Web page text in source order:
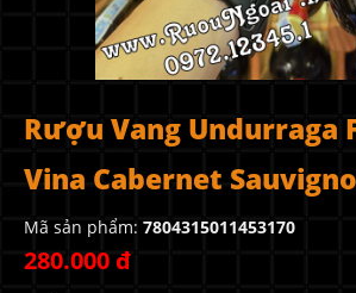
Rượu Vang Undurraga
Vina Cabernet
Mã sản phẩm: 7804315011453170
280.000 đ